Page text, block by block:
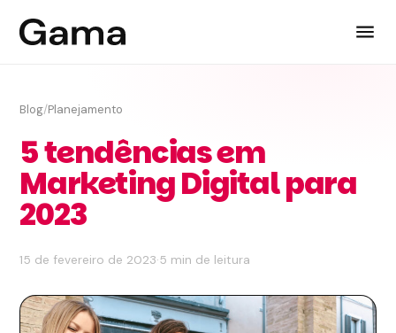
Blog/Planejamento
5 tendências em
Marketing Digital para
2023
15 de fevereiro de 2023·5 min de leitura